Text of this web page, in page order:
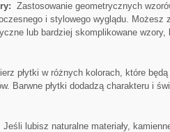
Zastosowanie geometrycznych
i ​stylowego wyglądu. Możesz
lub bardziej ⁣skomplikowane ‌wzory,
płytki⁣ w różnych kolorach, które
Barwne płytki dodadzą⁢ charakteru i‍
Jeśli lubisz ‍naturalne‌ materiały,